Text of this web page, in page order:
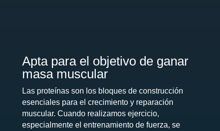
Apta para el objetivo de ganar
masa muscular
Las proteínas son los bloques de construcción
esenciales para el crecimiento y reparación
muscular. Cuando realizamos ejercicio,
especialmente el entrenamiento de fuerza, se